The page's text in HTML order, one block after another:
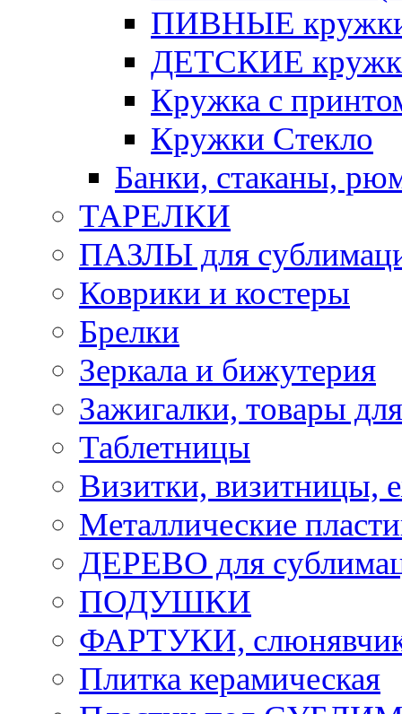
ПИВНЫЕ
ДЕТСКИЕ
Кружка с
Кружки Стекло
Банки, стаканы,
ТАРЕЛКИ
ПАЗЛЫ для
Коврики и костеры
Брелки
Зеркала и бижутерия
Зажигалки, товары
Таблетницы
Визитки, визитницы,
Металлические
ДЕРЕВО для
ПОДУШКИ
ФАРТУКИ,
Плитка керамическая